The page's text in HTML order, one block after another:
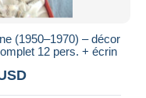
(1950–1970) – décor
12 pers. + écrin